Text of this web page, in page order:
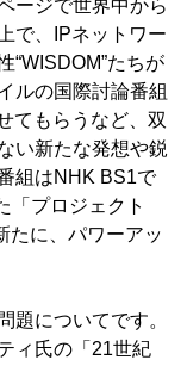
ージで世界中から
で、IPネットワー
“WISDOM”たちが
ルの国際討論番組
てもらうなど、双
い新たな発想や鋭
組はNHK BS1で
「プロジェクト
たに、パワーアッ
題についてです。
ィ氏の「21世紀